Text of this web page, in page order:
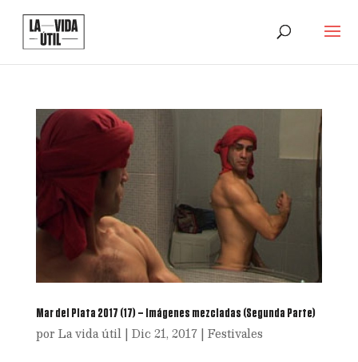
Mar del Plata 2017 (17) – Imágenes mezcladas (Segunda Parte)
por La vida útil| Dic 21, 2017| Festivales